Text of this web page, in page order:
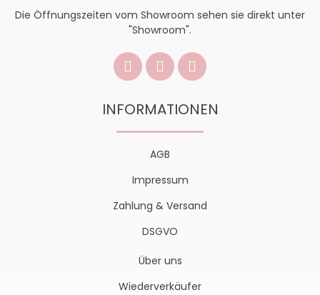
Die Öffnungszeiten vom Showroom sehen sie direkt unter
"Showroom".
INFORMATIONEN
AGB
Impressum
Zahlung & Versand
DSGVO
Über uns
Wiederverkäufer